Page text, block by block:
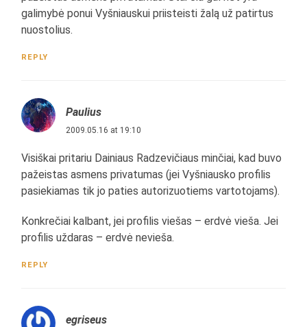
galimybė ponui Vyšniauskui priisteisti žalą už patirtus
nuostolius.
REPLY
Paulius
2009.05.16 at 19:10
Visiškai pritariu Dainiaus Radzevičiaus minčiai, kad buvo
pažeistas asmens privatumas (jei Vyšniausko profilis
pasiekiamas tik jo paties autorizuotiems vartotojams).
Konkrečiai kalbant, jei profilis viešas – erdvė vieša. Jei
profilis uždaras – erdvė nevieša.
REPLY
egriseus